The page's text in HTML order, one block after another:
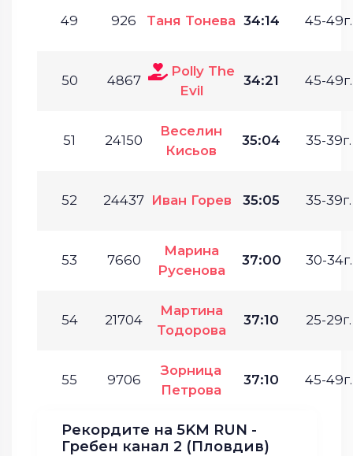
49 926 Таня Тонева 34:14 45-49г.
50 4867
Polly The
Evil
34:21 45-49г.
51 24150
Веселин
Кисьов
35:04 35-39г.
52 24437 Иван Горев 35:05 35-39г.
53 7660
Марина
Русенова
37:00 30-34г.
54 21704
Мартина
Тодорова
37:10 25-29г.
55 9706
Зорница
Петрова
37:10 45-49г.
Рекордите на 5KM RUN -
Гребен канал 2 (Пловдив)